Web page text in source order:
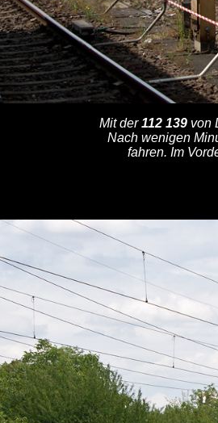
Mit der112 139 von
Nach wenigen
fahren. Im